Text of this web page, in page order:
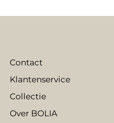
geïnspireerd door de
materialen vervolmaken de
Om ervoor te zorgen dat onze
aan te passen. Dat kunnen
Contact
Klantenservice
Collectie
Over BOLIA